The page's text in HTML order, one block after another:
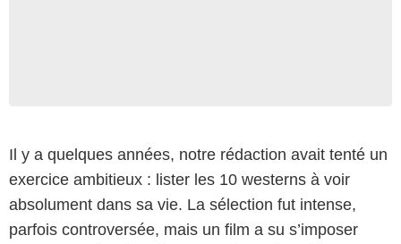
Il y a quelques années, notre rédaction avait tenté un
exercice ambitieux : lister les 10 westerns à voir
absolument dans sa vie. La sélection fut intense,
parfois controversée, mais un film a su s’imposer